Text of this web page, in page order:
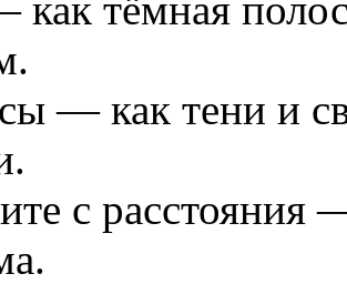
— как тени и
с расстояния